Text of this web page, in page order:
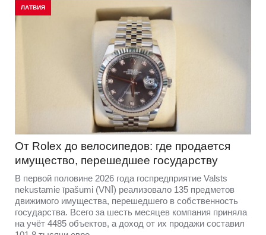
ЛАТВИЯ
От Rolex до велосипедов: где продается
имущество, перешедшее государству
В первой половине 2026 года госпредприятие Valsts
nekustamie īpašumi (VNĪ) реализовало 135 предметов
движимого имущества, перешедшего в собственность
государства. Всего за шесть месяцев компания приняла
на учёт 4485 объектов, а доход от их продажи составил